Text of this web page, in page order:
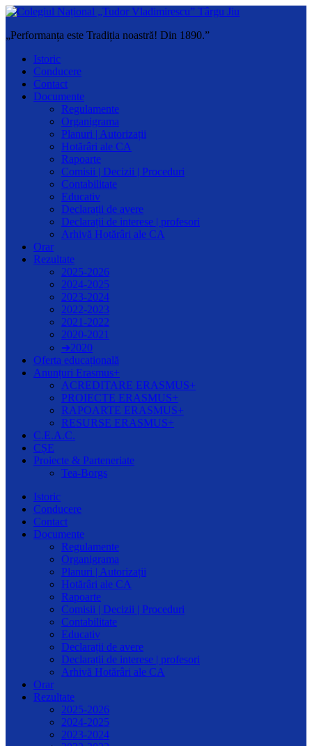
„Performanța este Tradiția noastră! Din 1890.”
Istoric
Conducere
Contact
Documente
Regulamente
Organigrama
Planuri | Autorizații
Hotărâri ale CA
Rapoarte
Comisii | Decizii | Proceduri
Contabilitate
Educativ
Declarații de avere
Declarații de interese | profesori
Arhivă Hotărâri ale CA
Orar
Rezultate
2025-2026
2024-2025
2023-2024
2022-2023
2021-2022
2020-2021
➔2020
Oferta educațională
Anunțuri Erasmus+
ACREDITARE ERASMUS+
PROIECTE ERASMUS+
RAPOARTE ERASMUS+
RESURSE ERASMUS+
C.E.A.C.
CȘE
Proiecte & Parteneriate
Tea-Borgs
Istoric
Conducere
Contact
Documente
Regulamente
Organigrama
Planuri | Autorizații
Hotărâri ale CA
Rapoarte
Comisii | Decizii | Proceduri
Contabilitate
Educativ
Declarații de avere
Declarații de interese | profesori
Arhivă Hotărâri ale CA
Orar
Rezultate
2025-2026
2024-2025
2023-2024